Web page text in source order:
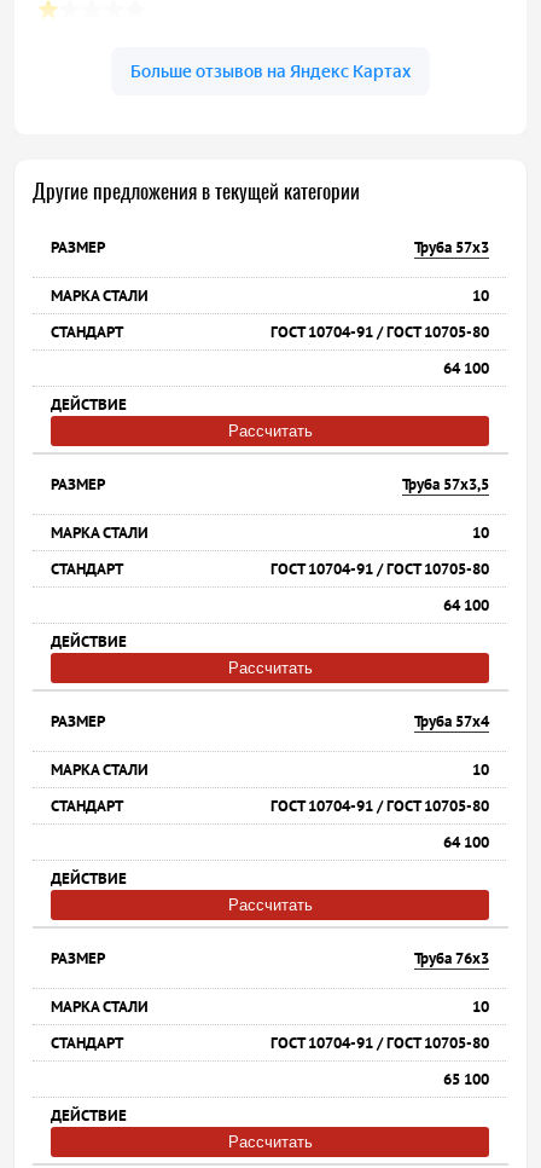
Другие предложения в текущей категории
Труба 57х3
10
ГОСТ 10704-91 / ГОСТ 10705-80
64 100
Рассчитать
Труба 57х3,5
10
ГОСТ 10704-91 / ГОСТ 10705-80
64 100
Рассчитать
Труба 57х4
10
ГОСТ 10704-91 / ГОСТ 10705-80
64 100
Рассчитать
Труба 76х3
10
ГОСТ 10704-91 / ГОСТ 10705-80
65 100
Рассчитать